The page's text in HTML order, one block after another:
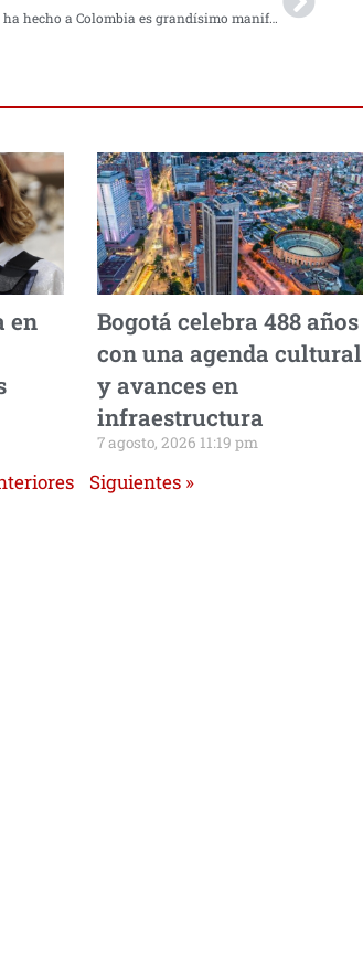
El daño que se le ha hecho a Colombia es grandísimo manifestó Enrique Peñalosa
en
Bogotá celebra 488 años
con una agenda cultural
y avances en
infraestructura
7 agosto, 2026 11:19 pm
Siguientes »